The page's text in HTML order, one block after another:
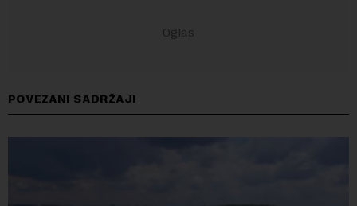
POVEZANI SADRŽAJI